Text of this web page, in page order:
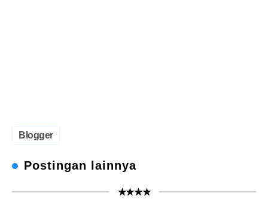
Blogger
Postingan lainnya
★★★★